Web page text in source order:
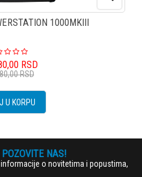
1000MKIII
RSD
RSD
U KORPU
NAS!
o novitetima i popustima,